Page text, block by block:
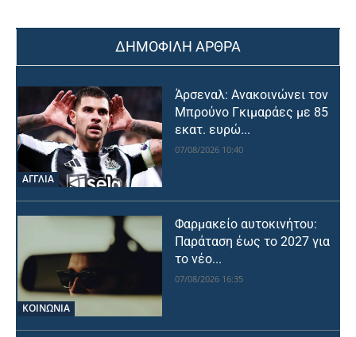
ΔΗΜΟΦΙΛΗ ΑΡΘΡΑ
ΑΓΓΛΙΑ
Άρσεναλ: Ανακοινώνει τον
Μπρούνο Γκιμαράες με 85
εκατ. ευρώ...
07/08/2026 10:40
ΚΟΙΝΩΝΙΑ
Φαρμακείο αυτοκινήτου:
Παράταση έως το 2027 για
το νέο...
07/08/2026 16:35